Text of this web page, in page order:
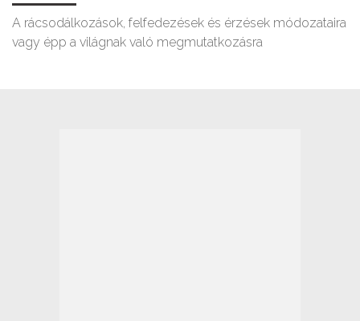
A rácsodálkozások, felfedezések és érzések módozataira
vagy épp a világnak való megmutatkozásra